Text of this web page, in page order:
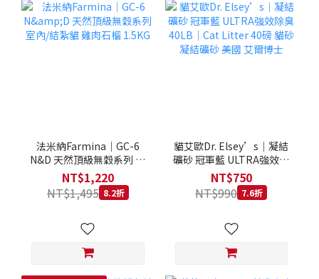
法米納Farmina｜GC-6
N&D 天然頂級無穀系列 室
內/結紮貓 雞肉石榴 1.5KG
NT$1,220
NT$1,495 8.2折
貓艾歐Dr. Elsey’s｜凝結
礦砂 冠軍藍 ULTRA強效除
臭 40LB｜Cat Litter 40磅
士
NT$750
NT$990 7.6折